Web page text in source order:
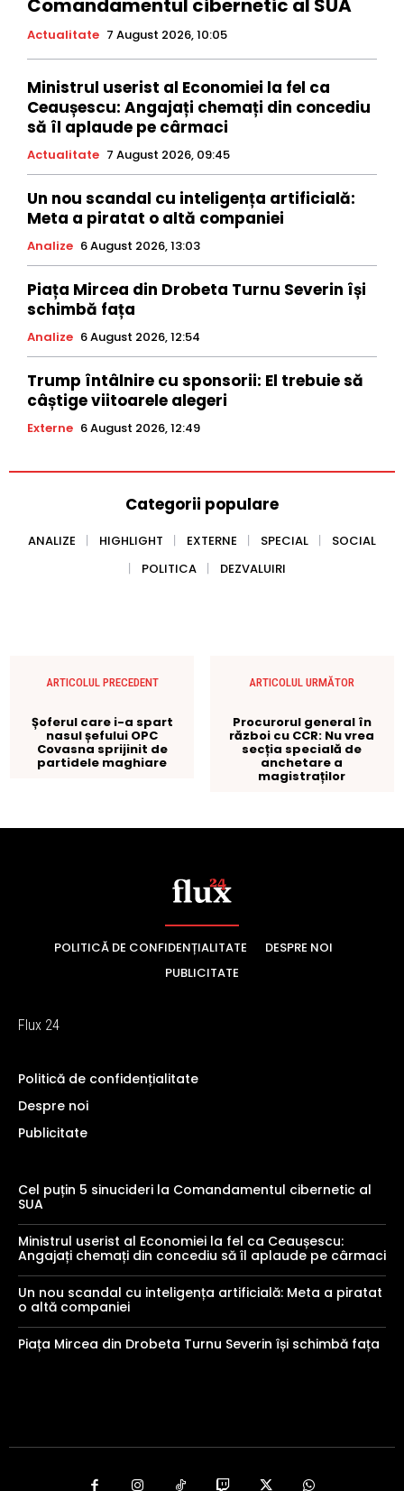
POLITICĂ DE CONFIDENȚIALITATE
DESPRE NOI
PUBLICITATE
Flux 24
Politică de confidențialitate
Despre noi
Publicitate
Cel puțin 5 sinucideri la Comandamentul cibernetic al
SUA
Ministrul userist al Economiei la fel ca Ceaușescu:
Angajați chemați din concediu să îl aplaude pe cârmaci
Un nou scandal cu inteligența artificială: Meta a piratat
o altă companiei
Piața Mircea din Drobeta Turnu Severin își schimbă fața